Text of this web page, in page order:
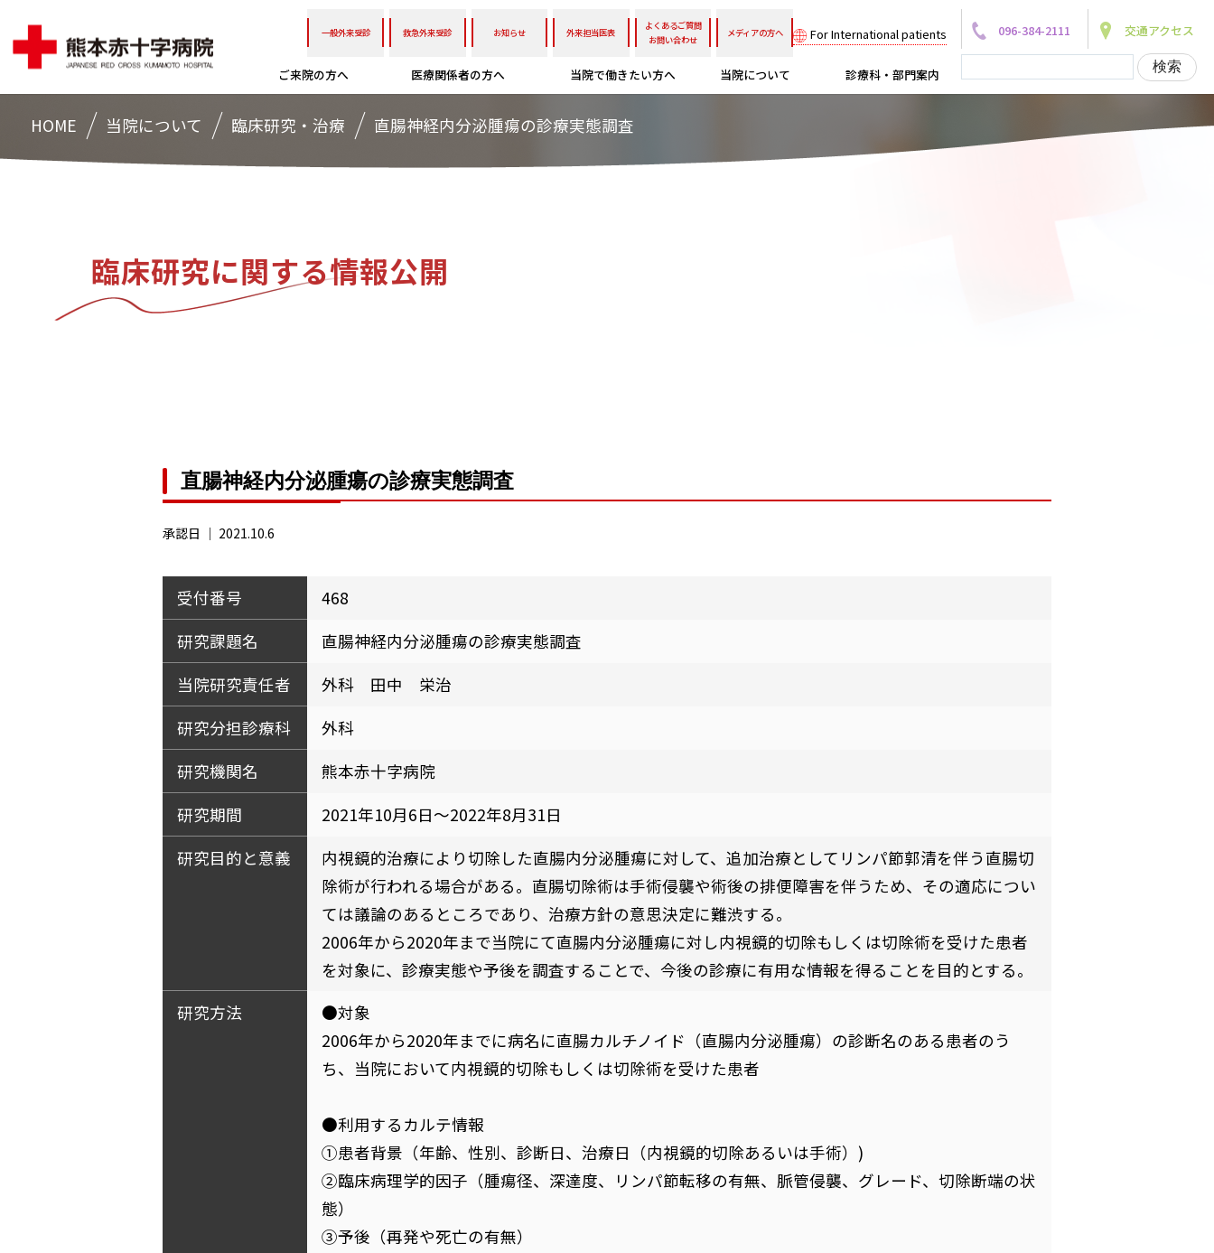
一般外来受診 救急外来受診 お知らせ 外来担当医表
よくあるご質問
お問い合わせ
メディアの方へ For International patients
ご来院の方へ 医療関係者の方へ 当院で働きたい方へ 当院について 診療科・部門案内
096-384-2111 交通アクセス
HOME 当院について 臨床研究・治療 直腸神経内分泌腫瘍の診療実態調査
臨床研究に関する情報公開
直腸神経内分泌腫瘍の診療実態調査
承認日 ｜ 2021.10.6
受付番号
468
研究課題名
直腸神経内分泌腫瘍の診療実態調査
当院研究責任者
外科 田中 栄治
研究分担診療科
外科
研究機関名
熊本赤十字病院
研究期間
2021年10月6日～2022年8月31日
研究目的と意義
内視鏡的治療により切除した直腸内分泌腫瘍に対して、追加治療としてリンパ節郭清を伴う直腸切
除術が行われる場合がある。直腸切除術は手術侵襲や術後の排便障害を伴うため、その適応につい
ては議論のあるところであり、治療方針の意思決定に難渋する。
2006年から2020年まで当院にて直腸内分泌腫瘍に対し内視鏡的切除もしくは切除術を受けた患者
を対象に、診療実態や予後を調査することで、今後の診療に有用な情報を得ることを目的とする。
研究方法
●対象
2006年から2020年までに病名に直腸カルチノイド（直腸内分泌腫瘍）の診断名のある患者のう
ち、当院において内視鏡的切除もしくは切除術を受けた患者
●利用するカルテ情報
①患者背景（年齢、性別、診断日、治療日（内視鏡的切除あるいは手術）)
②臨床病理学的因子（腫瘍径、深達度、リンパ節転移の有無、脈管侵襲、グレード、切除断端の状
態）
③予後（再発や死亡の有無）